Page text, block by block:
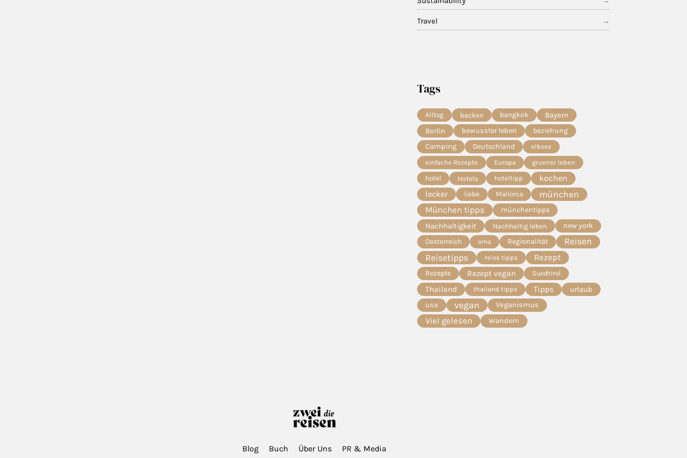
Travel
Tags
Alltag backen bangkok
Bayern
Berlin
bewusster leben
beziehung
Camping
Deutschland eibsee
einfache Rezepte Europa gruener leben
hotel Hotels hoteltipp
kochen
lecker
liebe Mallorca münchen
München tipps münchentipps
Nachhaltigkeit Nachhaltig leben
new york
Oesterreich
oma Regionalität Reisen
Reisetipps reise tipps Rezept
Rezepte Rezept vegan Suedtirol
Thailand thailand tipps Tipps urlaub
usa vegan Veganismus
Viel gelesen Wandern
Blog Buch Über Uns PR & Media